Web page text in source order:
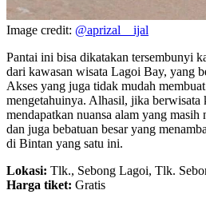
Image credit: @aprizal__ijal
Pantai ini bisa dikatakan tersembunyi
dari kawasan wisata Lagoi Bay, yang
Akses yang juga tidak mudah
mengetahuinya. Alhasil, jika berwisata
mendapatkan nuansa alam yang
dan juga bebatuan besar yang
di Bintan yang satu ini.
Lokasi: Tlk., Sebong Lagoi, Tlk.
Harga tiket: Gratis